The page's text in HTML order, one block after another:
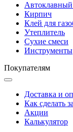
Автоклавный
Кирпич
Клей для
Утеплитель
Сухие смеси
Инструменты
Покупателям
Доставка и
Как сделать
Акции
Калькулятор